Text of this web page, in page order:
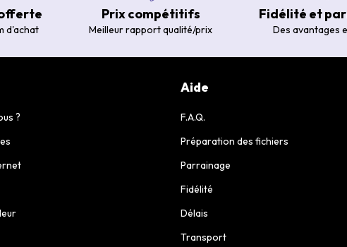
d'achat
Prix compétitifs
Meilleur rapport qualité/prix
Fidélité et
Des avantages
?
Aide
F.A.Q.
Préparation des fichiers
Parrainage
Fidélité
Délais
Transport